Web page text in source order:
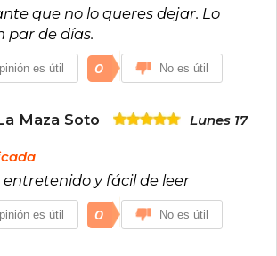
que no lo queres dejar. Lo
par de días.
es útil 0 No es útil
Maza Soto
Lunes 17
y fácil de leer
es útil 0 No es útil